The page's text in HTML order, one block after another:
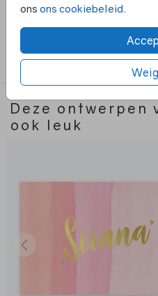
ons ons cookiebeleid.
foliedruk en het hele kaartje is
Meisje
Deze ontwerpen
ook leuk